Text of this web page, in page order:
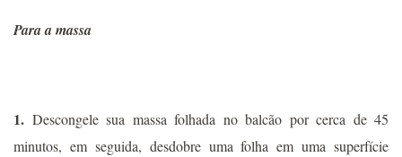
Para a massa
1. Descongele sua massa folhada no balcão por cerca de 45
minutos, em seguida, desdobre uma folha em uma superfície